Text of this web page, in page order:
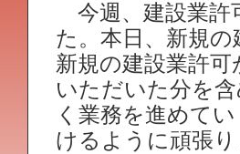
今週、建設業許
た。本日、新規
新規の建設業許
いただいた分を
く業務を進めて
けるように頑張り